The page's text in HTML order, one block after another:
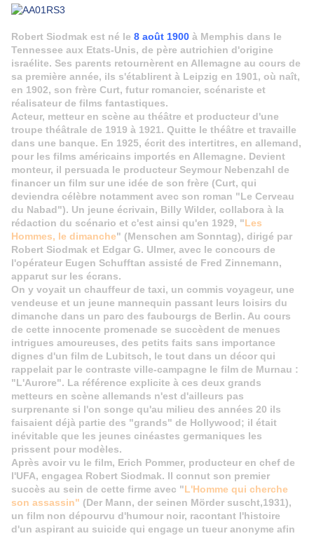
Robert Siodmak est né le 8 août 1900 à Memphis dans le
Tennessee aux Etats-Unis, de père autrichien d'origine
israélite. Ses parents retournèrent en Allemagne au cours de
sa première année, ils s'établirent à Leipzig en 1901, où naît,
en 1902, son frère Curt, futur romancier, scénariste et
réalisateur de films fantastiques.
Acteur, metteur en scène au théâtre et producteur d'une
troupe théâtrale de 1919 à 1921. Quitte le théâtre et travaille
dans une banque. En 1925, écrit des intertitres, en allemand,
pour les films américains importés en Allemagne. Devient
monteur, il persuada le producteur Seymour Nebenzahl de
financer un film sur une idée de son frère (Curt, qui
deviendra célèbre notamment avec son roman "Le Cerveau
du Nabad"). Un jeune écrivain, Billy Wilder, collabora à la
rédaction du scénario et c'est ainsi qu'en 1929, "Les
Hommes, le dimanche" (Menschen am Sonntag), dirigé par
Robert Siodmak et Edgar G. Ulmer, avec le concours de
l'opérateur Eugen Schufftan assisté de Fred Zinnemann,
apparut sur les écrans.
On y voyait un chauffeur de taxi, un commis voyageur, une
vendeuse et un jeune mannequin passant leurs loisirs du
dimanche dans un parc des faubourgs de Berlin. Au cours
de cette innocente promenade se succèdent de menues
intrigues amoureuses, des petits faits sans importance
dignes d'un film de Lubitsch, le tout dans un décor qui
rappelait par le contraste ville-campagne le film de Murnau :
"L'Aurore". La référence explicite à ces deux grands
metteurs en scène allemands n'est d'ailleurs pas
surprenante si l'on songe qu'au milieu des années 20 ils
faisaient déjà partie des "grands" de Hollywood; il était
inévitable que les jeunes cinéastes germaniques les
prissent pour modèles.
Après avoir vu le film, Erich Pommer, producteur en chef de
l'UFA, engagea Robert Siodmak. Il connut son premier
succès au sein de cette firme avec "L'Homme qui cherche
son assassin" (Der Mann, der seinen Mörder suscht,1931),
un film non dépourvu d'humour noir, racontant l'histoire
d'un aspirant au suicide qui engage un tueur anonyme afin